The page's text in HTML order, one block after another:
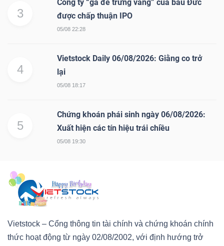
3
Công ty “gà đẻ trứng vàng” của bầu Đức
được chấp thuận IPO
05/08 22:28
4
Vietstock Daily 06/08/2026: Giằng co trở
lại
05/08 18:17
5
Chứng khoán phái sinh ngày 06/08/2026:
Xuất hiện các tín hiệu trái chiều
05/08 19:30
Vietstock – Cổng thông tin tài chính và chứng khoán chính
thức hoạt động từ ngày 02/08/2002, với định hướng trở